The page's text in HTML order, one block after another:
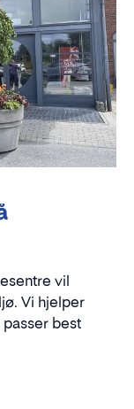
vil
Vi hjelper
best